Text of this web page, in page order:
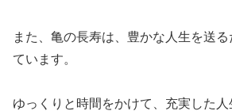
また、亀の長寿は、豊かな人生を送
ています。
ゆっくりと時間をかけて、充実した人